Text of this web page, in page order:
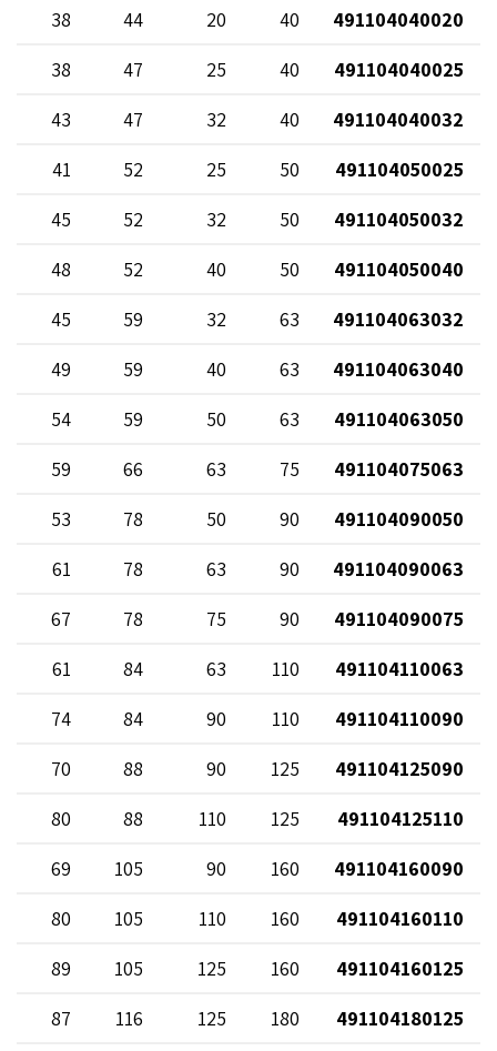
491104040020
40
20
44
38
491104040025
40
25
47
38
491104040032
40
32
47
43
491104050025
50
25
52
41
491104050032
50
32
52
45
491104050040
50
40
52
48
491104063032
63
32
59
45
491104063040
63
40
59
49
491104063050
63
50
59
54
491104075063
75
63
66
59
491104090050
90
50
78
53
491104090063
90
63
78
61
491104090075
90
75
78
67
491104110063
110
63
84
61
491104110090
110
90
84
74
491104125090
125
90
88
70
491104125110
125
110
88
80
491104160090
160
90
105
69
491104160110
160
110
105
80
491104160125
160
125
105
89
491104180125
180
125
116
87